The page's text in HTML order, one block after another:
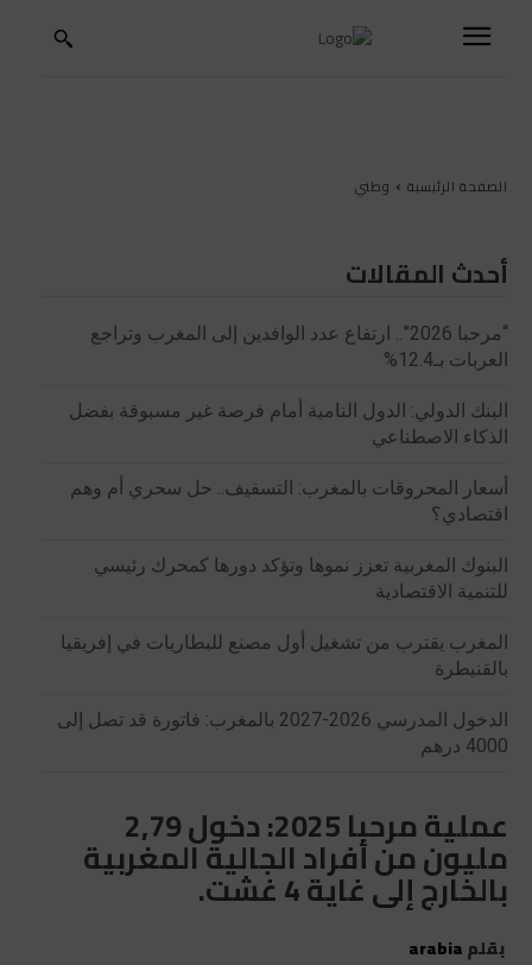
الصفحة الرئيسية وطني
أحدث المقالات
“مرحبا 2026”.. ارتفاع عدد الوافدين إلى المغرب وتراجع
العربات بـ12.4%
البنك الدولي: الدول النامية أمام فرصة غير مسبوقة بفضل
الذكاء الاصطناعي
أسعار المحروقات بالمغرب: التسقيف.. حل سحري أم وهم
اقتصادي؟
البنوك المغربية تعزز نموها وتؤكد دورها كمحرك رئيسي
للتنمية الاقتصادية
المغرب يقترب من تشغيل أول مصنع للبطاريات في إفريقيا
بالقنيطرة
الدخول المدرسي 2026-2027 بالمغرب: فاتورة قد تصل إلى
4000 درهم
عملية مرحبا 2025: دخول 2,79
مليون من أفراد الجالية المغربية
بالخارج إلى غاية 4 غشت.
بقلمarabia